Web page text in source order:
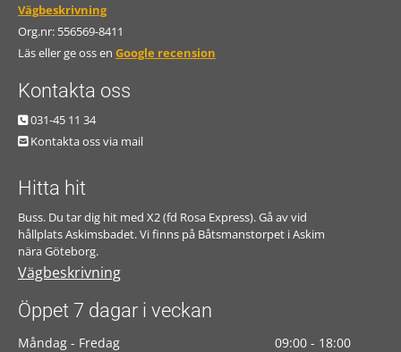
Vägbeskrivning
Org.nr: 556569-8411
Läs eller ge oss en Google recension
Kontakta oss
031-45 11 34
Kontakta oss via mail
Hitta hit
Buss. Du tar dig hit med X2 (fd Rosa Express). Gå av vid
hållplats Askimsbadet. Vi finns på Båtsmanstorpet i Askim
nära Göteborg.
Vägbeskrivning
Öppet 7 dagar i veckan
Måndag - Fredag
09:00 - 18:00